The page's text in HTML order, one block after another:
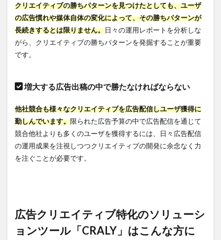
上手
に選
ぶ3
つの
ポイ
ント
連携した
を見極め
る
8.2
POINT2：
レポート
の活用主
拡張性を
見据える
9
クリエイティブの勝ちパターンを見つけたとしても、ユーザ
の広告慣れや媒体自体の変化によって、その勝ちパターンが
長続きするとは限りません。日々の運用レポートを分析しな
がら、クリエイティブの勝ちパターンを発掘することが重要
です。
増大する広告出稿の中で勝たなければならない
他社競合も様々なクリエイティブを広告配信しユーザ獲得に
勤しんでいます。限られた広告予算の中で広告配信を通じて
競合他社よりも多くのユーザを獲得するには、日々広告配信
の運用成果を注視しつつクリエイティブの開発に余念なく力
を注ぐことが必要です。
広告クリエイティブ特化のソリューシ
ョンツール「CRALY」はこんな方に